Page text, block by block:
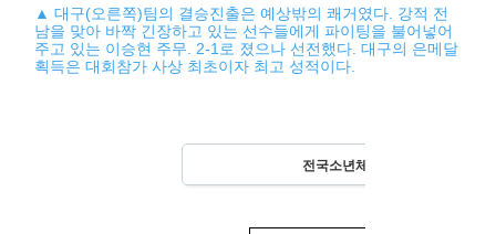
▲ 대구(오른쪽)팀의 결승진출은 예상밖의 쾌거였다. 강적 전
남을 맞아 바짝 긴장하고 있는 선수들에게 파이팅을 불어넣어
주고 있는 이승현 주무. 2-1로 졌으나 선전했다. 대구의 은메달
획득은 대회참가 사상 최초이자 최고 성적이다.